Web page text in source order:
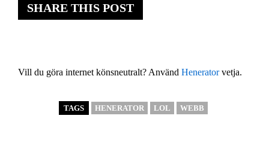
SHARE THIS POST
Vill du göra internet könsneutralt? Använd Heneratorvetja.
TAGS HENERATOR LOL WEBB